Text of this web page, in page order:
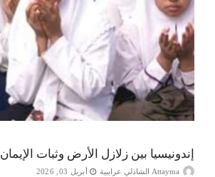
إندونيسيا بين زلازل الأرض وثبات الإيمان
Attayma الشاذلي عرايبية أبريل 03, 2026